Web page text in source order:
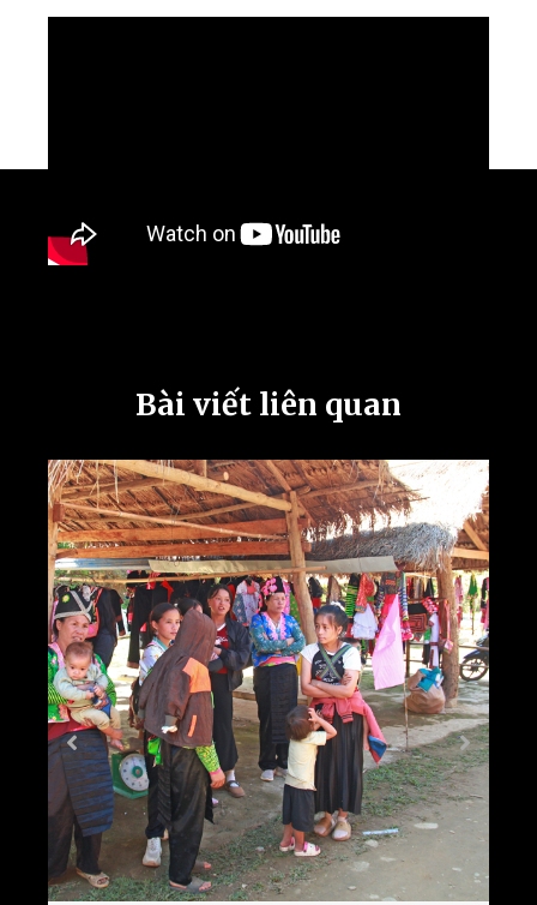
Bài viết liên quan